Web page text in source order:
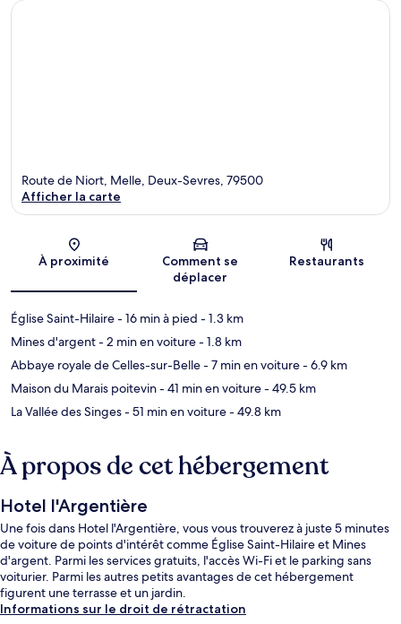
Carte
Route de Niort, Melle, Deux-Sevres, 79500
Afficher la carte
À proximité
Comment se
déplacer
Restaurants
Église Saint-Hilaire- 16 min à pied - 1.3 km
Mines d'argent- 2 min en voiture- 1.8 km
Abbaye royale de Celles-sur-Belle- 7 min en voiture- 6.9 km
Maison du Marais poitevin- 41 min en voiture- 49.5 km
La Vallée des Singes- 51 min en voiture- 49.8 km
À propos de cet hébergement
Hotel l'Argentière
Une fois dans Hotel l'Argentière, vous vous trouverez à juste 5 minutes
de voiture de points d'intérêt comme Église Saint-Hilaire et Mines
d'argent. Parmi les services gratuits, l'accès Wi-Fi et le parking sans
voiturier. Parmi les autres petits avantages de cet hébergement
figurent une terrasse et un jardin.
Informations sur le droit de rétractation